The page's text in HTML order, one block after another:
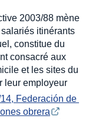
2003/88 mène
itinérants
constitue du
consacré aux
et les sites du
leur employeur
Federación de
obrera